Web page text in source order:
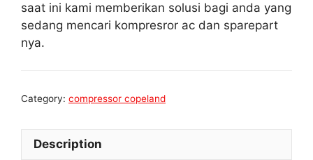
saat ini kami memberikan solusi bagi anda yang
sedang mencari kompresror ac dan sparepart
nya.
Category: compressor copeland
Description